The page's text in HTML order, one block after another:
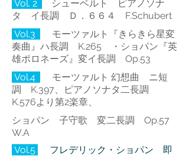
Vol. 2
シューベルト ピアノソナ
タ イ長調 Ｄ．６６４ F.Schubert
Vol.3
モーツァルト『きらきら星変
奏曲』ハ長調 K.265 ・ショパン『英
雄ポロネーズ』変イ長調 Op.53
Vol.4
モーツァルト 幻想曲 ニ短
調 K.397、ピアノソナタ二長調
K.576より第2楽章、
ショパン 子守歌 変二長調 Op.57
W.A
Vol.5
フレデリック・ショパン 即